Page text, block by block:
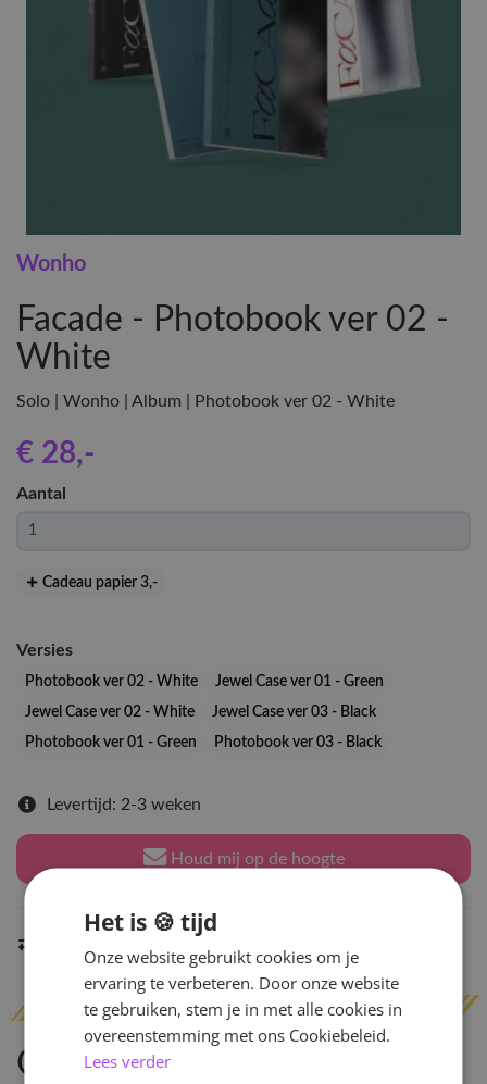
Wonho
Facade - Photobook ver 02 -
White
Solo | Wonho | Album | Photobook ver 02 - White
€ 28,-
Aantal
Cadeau papier 3,-
Versies
Photobook ver 02 - White
Jewel Case ver 01 - Green
Jewel Case ver 02 - White
Jewel Case ver 03 - Black
Photobook ver 01 - Green
Photobook ver 03 - Black
Levertijd: 2-3 weken
Houd mij op de hoogte
Omschrijving
Het is 🍪 tijd
Onze website gebruikt cookies om je
ervaring te verbeteren. Door onze website
te gebruiken, stem je in met alle cookies in
overeenstemming met ons Cookiebeleid.
Lees verder